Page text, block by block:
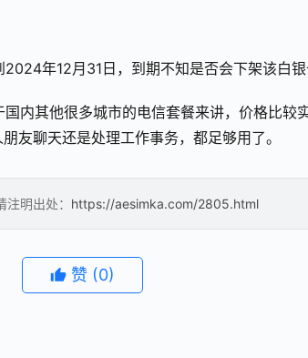
年12月31日，到期不知是否会下架该白银
内其他很多城市的电信套餐来讲，价格比较
友聊天还是处理工作事务，都足够用了。
明出处： https://aesimka.com/2805.html
赞 (0)